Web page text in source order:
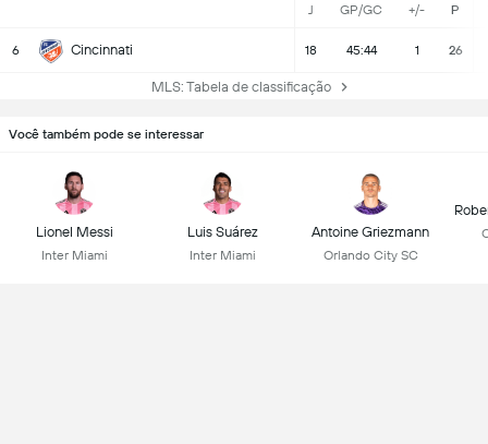
J GP/GC +/- P
6 Cincinnati 18 45:44 1 26
MLS: Tabela de classificação
Você também pode se interessar
Lionel Messi
Inter Miami
Luis Suárez
Inter Miami
Antoine Griezmann
Orlando City SC